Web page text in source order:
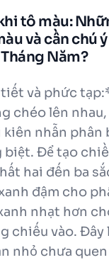
tô màu:
và cần chú
Năm?
tiết và phức
chéo lên
nhẫn phân
biệt. Để tạo
hai đến ba
đậm cho
nhạt hơn
chiếu vào.
nhỏ chưa